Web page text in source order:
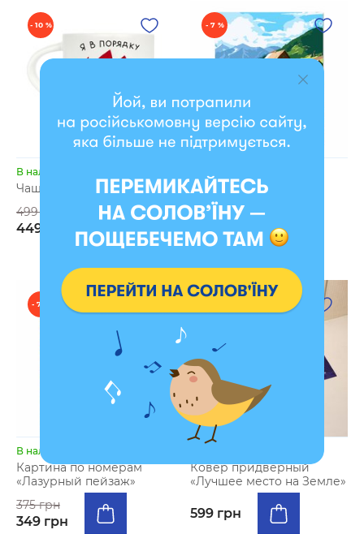
- 10 %
В наличии
Чашка «Я в порядке»
499 грн
449 грн
- 7 %
Картина по номерам
«Овцы на ферме»
349 грн
- 7 %
В наличии
Картина по номерам
«Лазурный пейзаж»
375 грн
349 грн
Ковер придверный
«Лучшее место на Земле»
599 грн